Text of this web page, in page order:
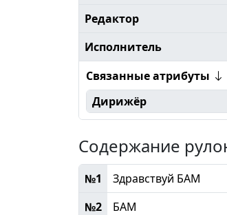
Редактор
Исполнитель
Связанные атрибуты
Дирижёр
Содержание
№1
Здравствуй БАМ
№2
БАМ